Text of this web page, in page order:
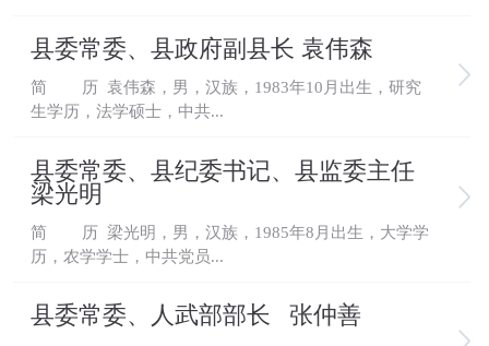
县委常委、县政府副县长 袁伟森
简 历 袁伟森，男，汉族，1983年10月出生，研究
生学历，法学硕士，中共...
县委常委、县纪委书记、县监委主任
梁光明
简 历 梁光明，男，汉族，1985年8月出生，大学学
历，农学学士，中共党员...
县委常委、人武部部长 张仲善